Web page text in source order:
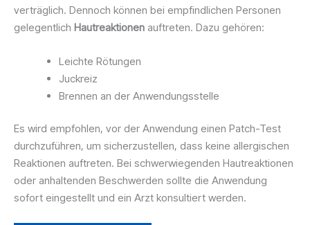
verträglich. Dennoch können bei empfindlichen Personen
gelegentlich Hautreaktionen auftreten. Dazu gehören:
Leichte Rötungen
Juckreiz
Brennen an der Anwendungsstelle
Es wird empfohlen, vor der Anwendung einen Patch-Test
durchzuführen, um sicherzustellen, dass keine allergischen
Reaktionen auftreten. Bei schwerwiegenden Hautreaktionen
oder anhaltenden Beschwerden sollte die Anwendung
sofort eingestellt und ein Arzt konsultiert werden.